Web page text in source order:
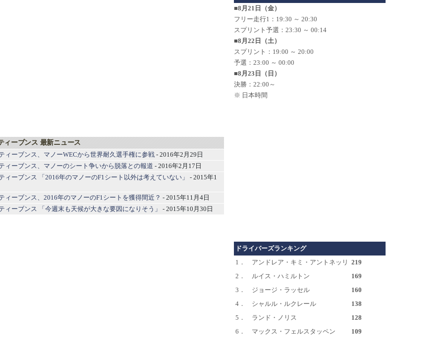
ィーブンス 最新ニュース
ィーブンス、マノーWECから世界耐久選手権に参戦 - 2016年2月29日
ィーブンス、マノーのシート争いから脱落との報道 - 2016年2月17日
ィーブンス 「2016年のマノーのF1シート以外は考えていない」
- 2015年1
ィーブンス、2016年のマノーのF1シートを獲得間近？ - 2015年11月4日
ィーブンス 「今週末も天候が大きな要因になりそう」
- 2015年10月30日
■8月21日（金）
フリー走行1：19:30 ～ 20:30
スプリント予選：23:30 ～ 00:14
■8月22日（土）
スプリント：19:00 ～ 20:00
予選：23:00 ～ 00:00
■8月23日（日）
決勝：22:00～
※ 日本時間
ドライバーズランキング
1．
アンドレア・キミ・アントネッリ 219
2．
ルイス・ハミルトン
169
3．
ジョージ・ラッセル
160
4．
シャルル・ルクレール
138
5．
ランド・ノリス
128
6．
マックス・フェルスタッペン
109